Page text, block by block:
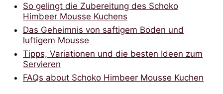
So gelingt die Zubereitung des Schoko
Himbeer Mousse Kuchens
Das Geheimnis von saftigem Boden und
luftigem Mousse
Tipps, Variationen und die besten Ideen zum
Servieren
FAQs about Schoko Himbeer Mousse Kuchen